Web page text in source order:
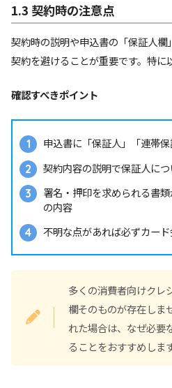
1.3 契約時の注意点
契約時の説明や申込書の「保証人
契約を避けることが重要です。特に
確認すべきポイント
申込書に「保証人」「連帯
契約内容の説明で保証人に
署名・押印を求められる書
の内容
不明な点があれば必ずカー
多くの消費者向けクレ
欄そのものが存在しま
れた場合は、なぜ必要
ることをおすすめします